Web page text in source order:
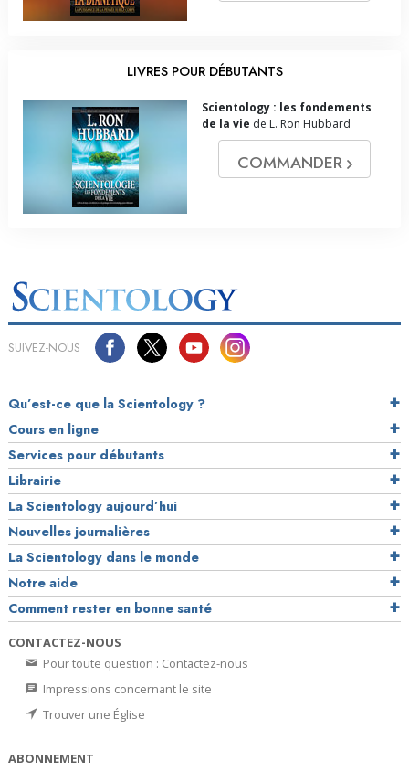
LIVRES POUR DÉBUTANTS
Scientology : les fondements
de la vie de L. Ron Hubbard
COMMANDER
SUIVEZ-NOUS
Qu’est-ce que la Scientology ?
Cours en ligne
Services pour débutants
Librairie
La Scientology aujourd’hui
Nouvelles journalières
La Scientology dans le monde
Notre aide
Comment rester en bonne santé
CONTACTEZ-NOUS
Pour toute question : Contactez-nous
Impressions concernant le site
Trouver une Église
ABONNEMENT